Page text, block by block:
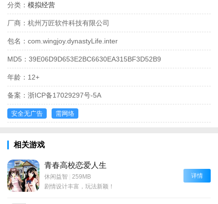
分类： 模拟经营
厂商： 杭州万匠软件科技有限公司
包名： com.wingjoy.dynastyLife.inter
MD5： 39E06D9D653E2BC6630EA315BF3D52B9
年龄： 12+
备案： 浙ICP备17029297号-5A
安全无广告 需网络
相关游戏
青春高校恋爱人生
休闲益智 | 259MB
剧情设计丰富，玩法新颖！
详情